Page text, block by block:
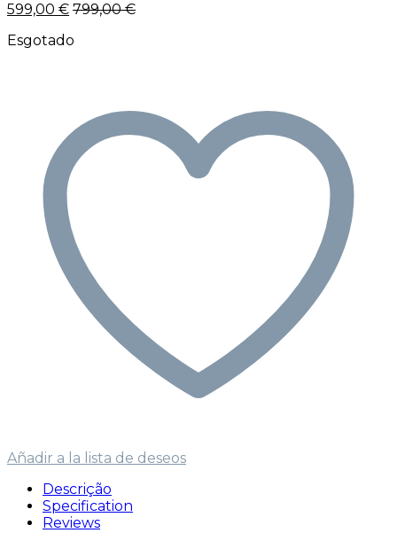
599,00 € 799,00€
Esgotado
Añadir a la lista de deseos
Descrição
Specification
Reviews